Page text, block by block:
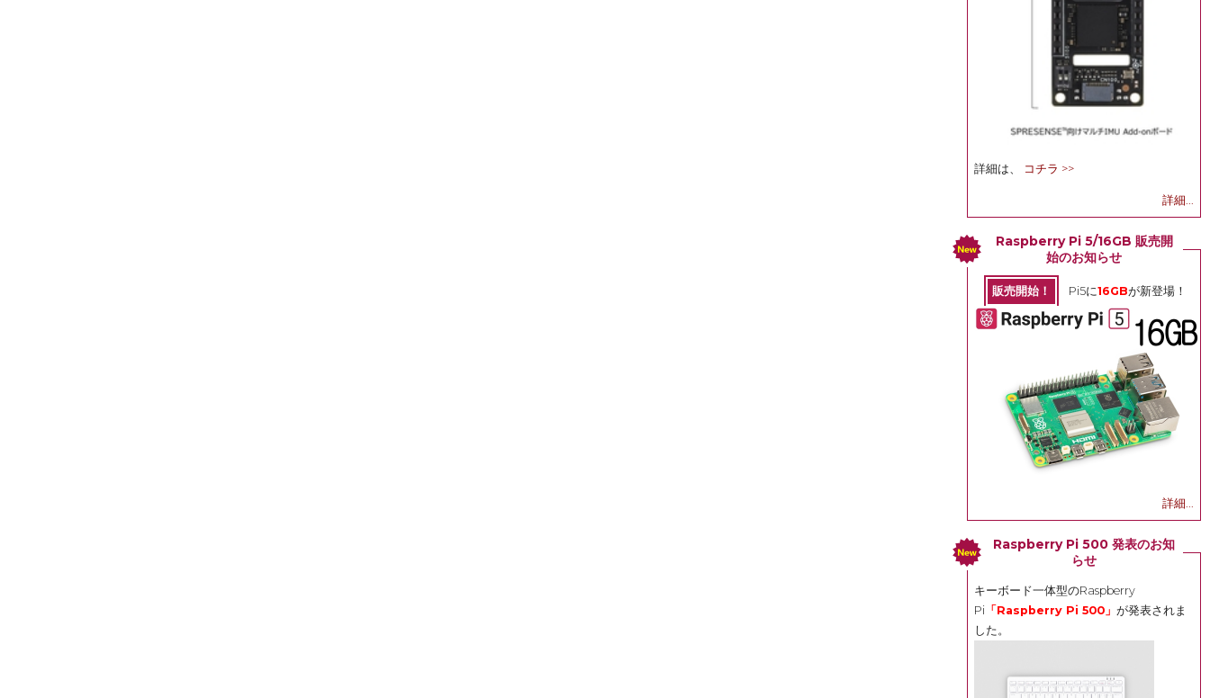
詳細は、 コチラ >>
詳細...
Raspberry Pi 5/16GB 販売開
始のお知らせ
販売開始！ Pi5に16GBが新登場！
詳細...
Raspberry Pi 500 発表のお知
らせ
キーボード一体型のRaspberry
Pi 「Raspberry Pi 500」 が発表されま
した。